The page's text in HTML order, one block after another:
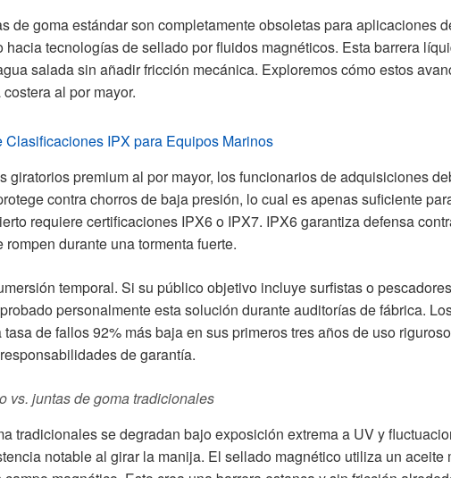
de goma estándar son completamente obsoletas para aplicaciones
hacia tecnologías de sellado por fluidos magnéticos. Esta barrera
salada sin añadir fricción mecánica. Exploremos cómo estos
al por mayor.
Clasificaciones IPX para Equipos Marinos
giratorios premium al por mayor, los funcionarios de adquisiciones
contra chorros de baja presión, lo cual es apenas suficiente
requiere certificaciones IPX6 o IPX7. IPX6 garantiza defensa
durante una tormenta fuerte.
temporal. Si su público objetivo incluye surfistas o
personalmente esta solución durante auditorías de fábrica.
de fallos 92% más baja en sus primeros tres años de uso
de garantía.
vs. juntas de goma tradicionales
tradicionales se degradan bajo exposición extrema a UV y
notable al girar la manija. El sellado magnético utiliza un